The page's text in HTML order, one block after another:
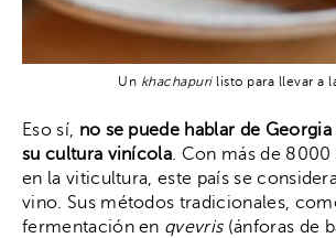
Un khachapuri listo para llevar a
Eso sí, no se puede hablar de
su cultura vinícola . Con más de
en la viticultura, este país se
vino. Sus métodos tradicionales,
fermentación en qvevris(ánforas de